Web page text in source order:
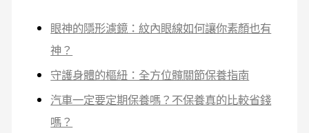
眼神的隱形濾鏡：紋內眼線如何讓你素顏也有
神？
守護身體的樞紐：全方位髖關節保養指南
汽車一定要定期保養嗎？不保養真的比較省錢
嗎？